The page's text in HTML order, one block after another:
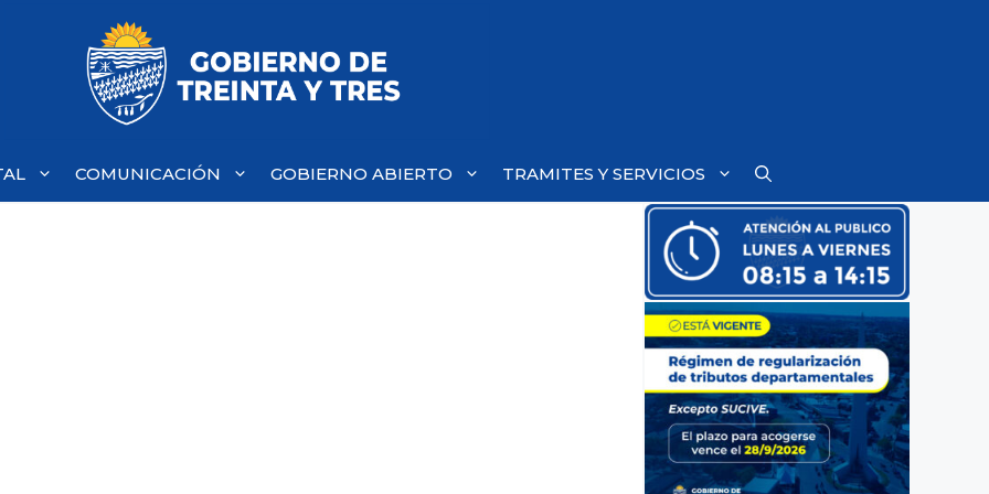
COMUNICACIÓN GOBIERNO ABIERTO TRAMITES Y SERVICIOS